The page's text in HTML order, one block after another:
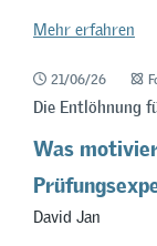
Mehr erfahren
21/06/26
Die Entlöhnung
Was
David Jan